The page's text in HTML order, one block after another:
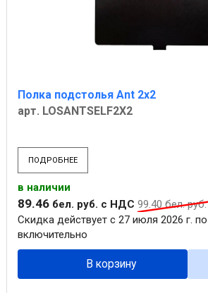
Полка подстолья Ant 2x2
арт. LOSANTSELF2X2
ПОДРОБНЕЕ
в наличии
89.46 бел. руб. с НДС 99.40бел. руб.
Скидка действует с 27 июля 2026 г. по
включительно
В корзину